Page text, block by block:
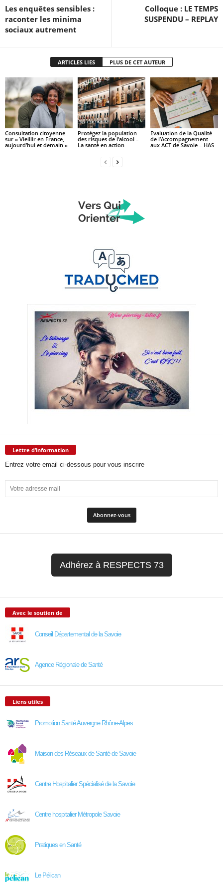
Les enquêtes sensibles :
raconter les minima
sociaux autrement
Colloque : LE TEMPS
SUSPENDU – REPLAY
ARTICLES LIES PLUS DE CET AUTEUR
Consultation citoyenne
sur « Vieillir en France,
aujourd’hui et demain »
Protégez la population
des risques de l’alcool –
La santé en action
Evaluation de la Qualité
de l’Accompagnement
aux ACT de Savoie – HAS
Lettre d’information
Entrez votre email ci-dessous pour vous inscrire
Adhérez à RESPECTS 73
Avec le soutien de
Conseil Départemental de la Savoie
Agence Régionale de Santé
Liens utiles
Promotion Santé Auvergne Rhône-Alpes
Maison des Réseaux de Santé de Savoie
Centre Hospitalier Spécialisé de la Savoie
Centre hospitalier Métropole Savoie
Pratiques en Santé
Le Pélican